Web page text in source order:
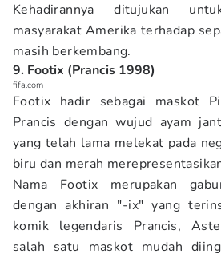
Kehadirannya ditujukan
masyarakat Amerika terhadap
masih berkembang.
9. Footix (Prancis 1998)
fifa.com
Footix hadir sebagai maskot
Prancis dengan wujud ayam
yang telah lama melekat pada
biru dan merah
Nama Footix merupakan
dengan akhiran "-ix" yang
komik legendaris Prancis,
salah satu maskot mudah